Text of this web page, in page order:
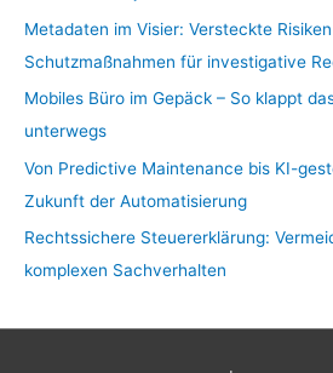
Metadaten im Visier: Versteckte
Schutzmaßnahmen für investigative
Mobiles Büro im Gepäck – So klappt
unterwegs
Von Predictive Maintenance bis KI-
Zukunft der Automatisierung
Rechtssichere Steuererklärung:
komplexen Sachverhalten